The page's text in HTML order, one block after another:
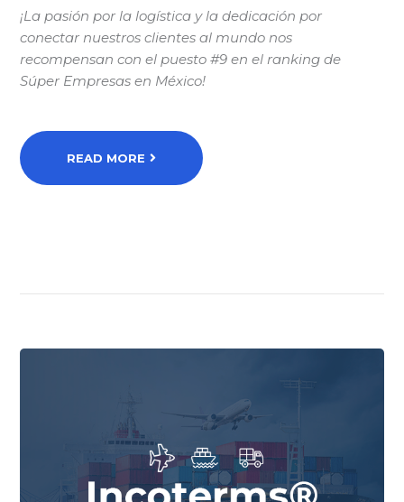
¡La pasión por la logística y la dedicación por
conectar nuestros clientes al mundo nos
recompensan con el puesto #9 en el ranking de
Súper Empresas en México!
READ MORE